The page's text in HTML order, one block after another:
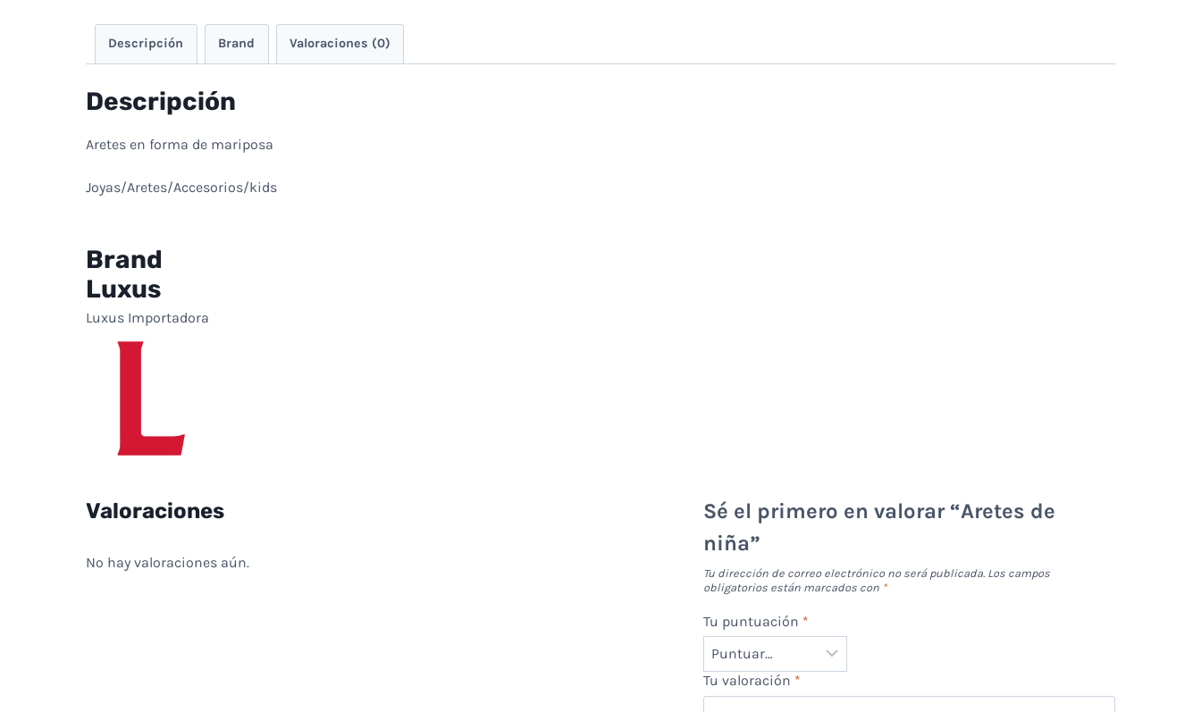
Descripción Brand Valoraciones (0)
Descripción
Aretes en forma de mariposa
Joyas/Aretes/Accesorios/kids
Brand
Luxus
Luxus Importadora
Valoraciones
No hay valoraciones aún.
Sé el primero en valorar “Aretes de
niña”
Tu dirección de correo electrónico no será publicada. Los campos
obligatorios están marcados con *
Tu puntuación *
Tu valoración *